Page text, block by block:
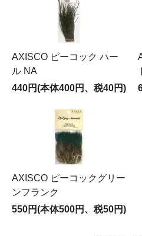
AXISCO ピーコック ハー
ル NA
440円(本体400円、税40円)
AXISCO ピーコックグリー
ンフランク
550円(本体500円、税50円)